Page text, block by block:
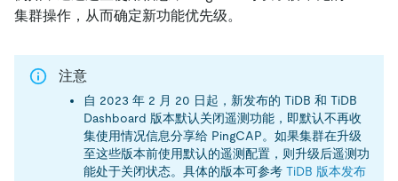
集群操作，从而确定新功能优先级。
注意
自 2023 年 2 月 20 日起，新发布的 TiDB 和 TiDB
Dashboard 版本默认关闭遥测功能，即默认不再收
集使用情况信息分享给 PingCAP。如果集群在升级
至这些版本前使用默认的遥测配置，则升级后遥测功
能处于关闭状态。具体的版本可参考 TiDB 版本发布